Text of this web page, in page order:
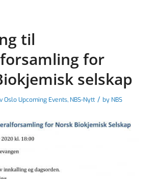
til
for
selskap
Oslo Upcoming Events, NBS-Nytt / by NBS